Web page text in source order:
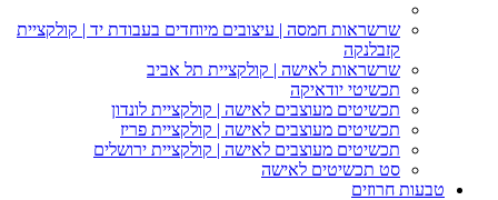
שרשראות חמסה | עיצובים מיוחדים בעבודת יד | קולקציית
קזבלנקה
שרשראות לאישה | קולקציית תל אביב
תכשיטי יודאיקה
תכשיטים מעוצבים לאישה | קולקציית לונדון
תכשיטים מעוצבים לאישה | קולקציית פריז
תכשיטים מעוצבים לאישה | קולקציית ירושלים
סט תכשיטים לאישה
טבעות חרוזים